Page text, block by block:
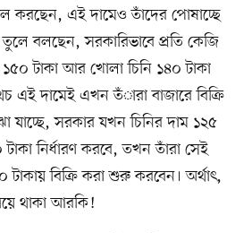
করছেন, এই দামেও তাঁদের পোষাচ্ছে
বলছেন, সরকারিভাবে প্রতি কেজি
১৫০ টাকা আর খোলা চিনি ১৪০ টাকা
এই দামেই এখন তঁারা বাজারে বিক্রি
যাচ্ছে, সরকার যখন চিনির দাম ১২৫
নির্ধারণ করবে, তখন তাঁরা সেই
বিক্রি করা শুরু করবেন। অর্থাৎ,
থাকা আরকি!